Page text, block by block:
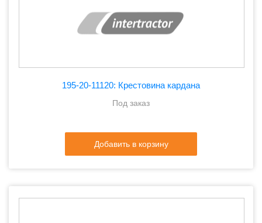
195-20-11120: Крестовина кардана
Под заказ
Добавить в корзину